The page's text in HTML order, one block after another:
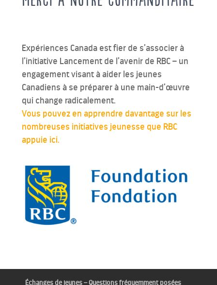
Expériences Canada est fier de s’associer à
l’initiative Lancement de l’avenir de RBC – un
engagement visant à aider les jeunes
Canadiens à se préparer à une main-d’œuvre
qui change radicalement.
Vous pouvez en apprendre davantage sur les
nombreuses initiatives jeunesse que RBC
appuie ici.
Échanges de jeunes – Questions fréquemment posées